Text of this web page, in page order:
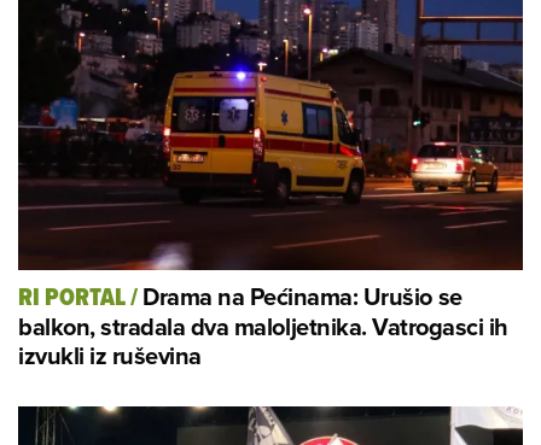
RI PORTAL/Drama na Pećinama: Urušio se
balkon, stradala dva maloljetnika. Vatrogasci ih
izvukli iz ruševina